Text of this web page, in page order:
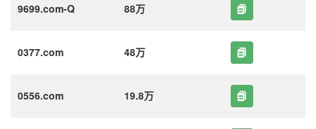
9699.com-Q 88万
0377.com 48万
0556.com 19.8万